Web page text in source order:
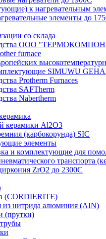
к нагревательным
элементы до
со склада
ООО
furnace
SIMUWU
Protherm Furnaces
SAFTherm
Nabertherm
керамики Al2O3
(карбокорунда) SIC
элементы
и комплектующие для
транспорта
ZrO2 до 2300С
(CORDIERITE)
из нитрида алюминия (AIN)
(прутки)